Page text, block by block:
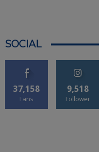
SOCIAL
37,158
Fans
9,518
Follower